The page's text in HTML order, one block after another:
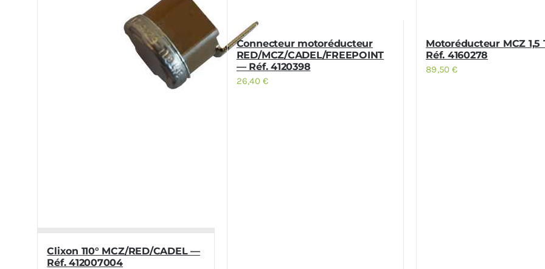
Clixon 110° MCZ/RED/CADEL —
Réf. 412007004
Connecteur motoréducteur
RED/MCZ/CADEL/FREEPOINT
— Réf. 4120398
26,40€
Motoréducteur MCZ 1,5
Réf. 4160278
89,50€